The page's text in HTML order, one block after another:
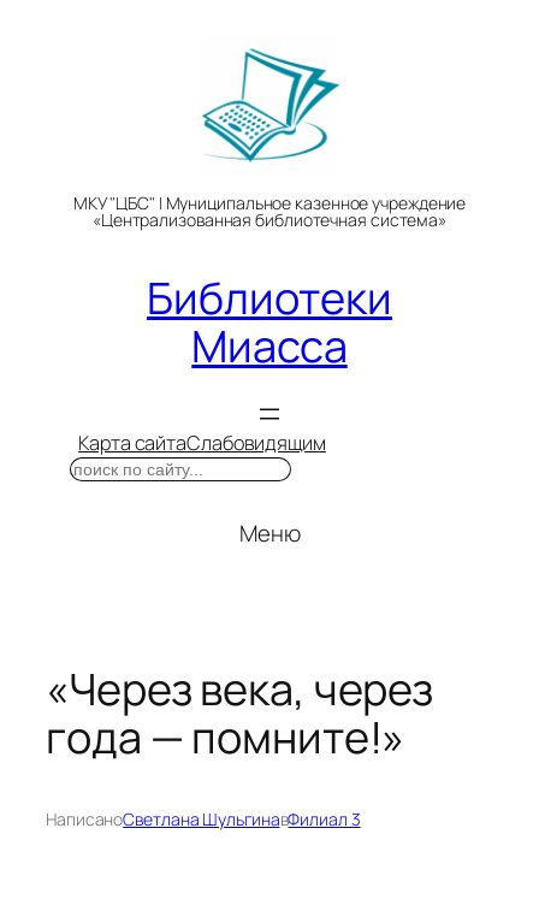
МКУ "ЦБС" | Муниципальное казенное учреждение
«Централизованная библиотечная система»
Библиотеки
Миасса
Карта сайтаСлабовидящим
Поиск
Меню
«Через века, через
года — помните!»
НаписаноСветлана ШульгинавФилиал 3